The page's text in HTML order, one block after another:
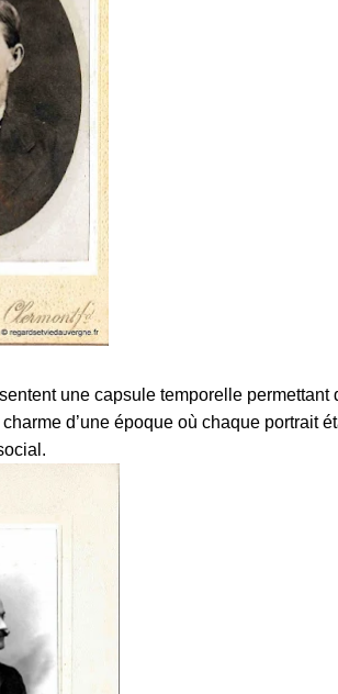
une capsule temporelle permettant
d’une époque où chaque portrait